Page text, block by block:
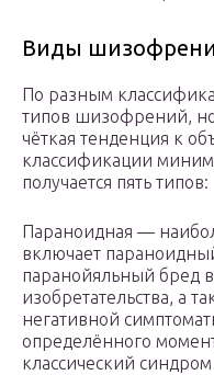
Виды
По разным
типов шизофрений,
чёткая тенденция к
классификации
получается пять типов:
Параноидная —
включает
паранойяльный бред
изобретательства, а
негативной
определённого
классический